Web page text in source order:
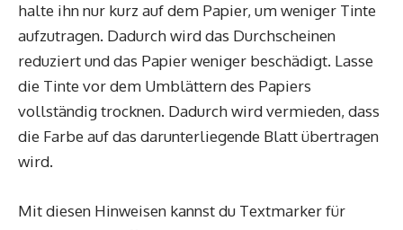
halte ihn nur kurz auf dem Papier, um weniger Tinte
aufzutragen. Dadurch wird das Durchscheinen
reduziert und das Papier weniger beschädigt. Lasse
die Tinte vor dem Umblättern des Papiers
vollständig trocknen. Dadurch wird vermieden, dass
die Farbe auf das darunterliegende Blatt übertragen
wird.
Mit diesen Hinweisen kannst du Textmarker für